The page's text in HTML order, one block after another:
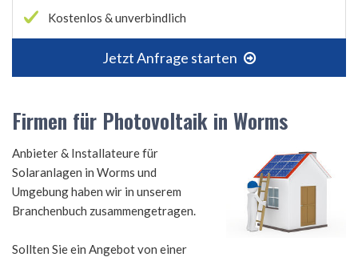
Kostenlos & unverbindlich
Jetzt Anfrage starten
Firmen für Photovoltaik in Worms
Anbieter & Installateure für
Solaranlagen in Worms und
Umgebung haben wir in unserem
Branchenbuch zusammengetragen.
Sollten Sie ein Angebot von einer